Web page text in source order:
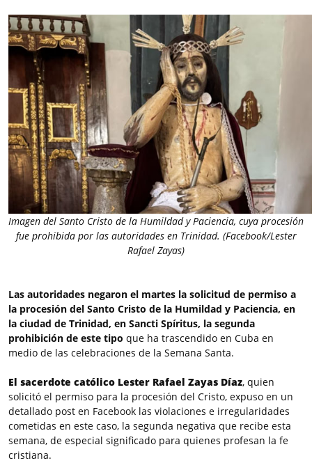
Imagen del Santo Cristo de la Humildad y Paciencia, cuya procesión
fue prohibida por las autoridades en Trinidad. (Facebook/Lester
Rafael Zayas)
Las autoridades negaron el martes la solicitud de permiso a
la procesión del Santo Cristo de la Humildad y Paciencia, en
la ciudad de Trinidad, en Sancti Spíritus, la segunda
prohibición de este tipo que ha trascendido en Cuba en
medio de las celebraciones de la Semana Santa.
El sacerdote católico Lester Rafael Zayas Díaz, quien
solicitó el permiso para la procesión del Cristo, expuso en un
detallado post en Facebook las violaciones e irregularidades
cometidas en este caso, la segunda negativa que recibe esta
semana, de especial significado para quienes profesan la fe
cristiana.